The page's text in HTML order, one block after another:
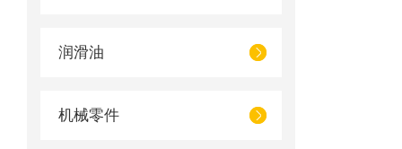
润滑油
机械零件